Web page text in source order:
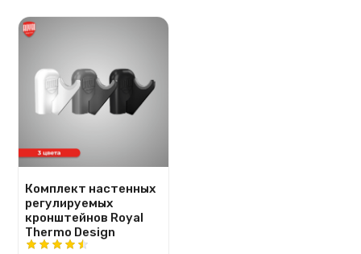
Комплект настенных
регулируемых
кронштейнов Royal
Thermo Design